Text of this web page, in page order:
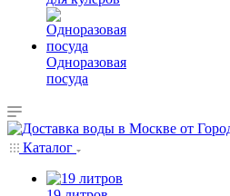
Одноразовая
посуда
Каталог